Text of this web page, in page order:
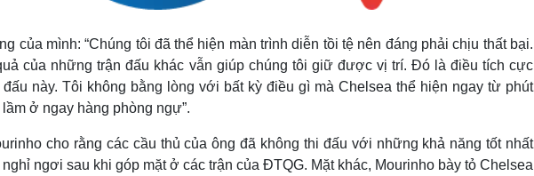
của mình: “Chúng tôi đã thể hiện màn trình diễn tồi tệ nên đáng phải chịu thất bại.
của những trận đấu khác vẫn giúp chúng tôi giữ được vị trí. Đó là điều tích cực
này. Tôi không bằng lòng với bất kỳ điều gì mà Chelsea thể hiện ngay từ phút
ở ngay hàng phòng ngự”.
cho rằng các cầu thủ của ông đã không thi đấu với những khả năng tốt nhất
ngơi sau khi góp mặt ở các trận của ĐTQG. Mặt khác, Mourinho bày tỏ Chelsea